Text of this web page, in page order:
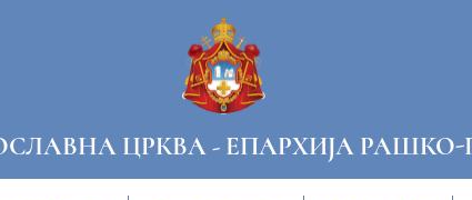
ЦРКВА- ЕПАРХИЈА